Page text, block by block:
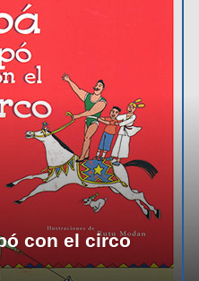
con el circo